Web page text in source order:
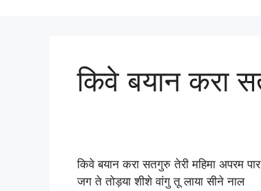
किवे बयान करा
किवे बयान करा सतगुरु तेरी महिमा अपरम पार
जग ते तोड़या शीशे वांगु तू लाया सीने नाल